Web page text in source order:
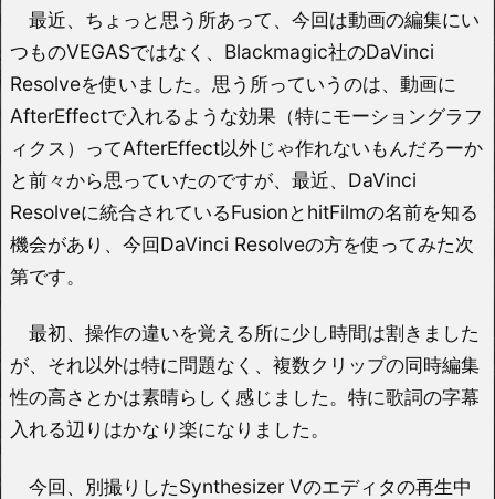
最近、ちょっと思う所あって、今回は動画の編集にい
つものVEGASではなく、Blackmagic社のDaVinci
Resolveを使いました。思う所っていうのは、動画に
AfterEffectで入れるような効果（特にモーショングラフ
ィクス）ってAfterEffect以外じゃ作れないもんだろーか
と前々から思っていたのですが、最近、DaVinci
Resolveに統合されているFusionとhitFilmの名前を知る
機会があり、今回DaVinci Resolveの方を使ってみた次
第です。
最初、操作の違いを覚える所に少し時間は割きました
が、それ以外は特に問題なく、複数クリップの同時編集
性の高さとかは素晴らしく感じました。特に歌詞の字幕
入れる辺りはかなり楽になりました。
今回、別撮りしたSynthesizer Vのエディタの再生中